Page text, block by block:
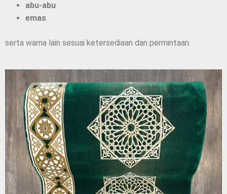
abu-abu
emas
serta warna lain sesuai ketersediaan dan permintaan.